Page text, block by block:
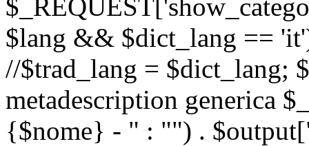
$lang && $dict_lang ==
//$trad_lang = $dict_lang;
metadescription generica
{$nome} - " : "") .